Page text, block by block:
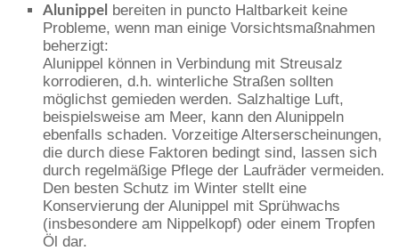
Alunippel bereiten in puncto Haltbarkeit keine
Probleme, wenn man einige Vorsichtsmaßnahmen
beherzigt:
Alunippel können in Verbindung mit Streusalz
korrodieren, d.h. winterliche Straßen sollten
möglichst gemieden werden. Salzhaltige Luft,
beispielsweise am Meer, kann den Alunippeln
ebenfalls schaden. Vorzeitige Alterserscheinungen,
die durch diese Faktoren bedingt sind, lassen sich
durch regelmäßige Pflege der Laufräder vermeiden.
Den besten Schutz im Winter stellt eine
Konservierung der Alunippel mit Sprühwachs
(insbesondere am Nippelkopf) oder einem Tropfen
Öl dar.